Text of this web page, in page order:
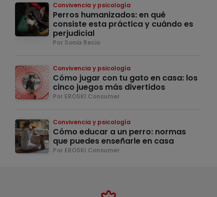
Convivencia y psicología
Perros humanizados: en qué
consiste esta práctica y cuándo es
perjudicial
Por Sonia Recio
Convivencia y psicología
Cómo jugar con tu gato en casa: los
cinco juegos más divertidos
Por EROSKI Consumer
Convivencia y psicología
Cómo educar a un perro: normas
que puedes enseñarle en casa
Por EROSKI Consumer